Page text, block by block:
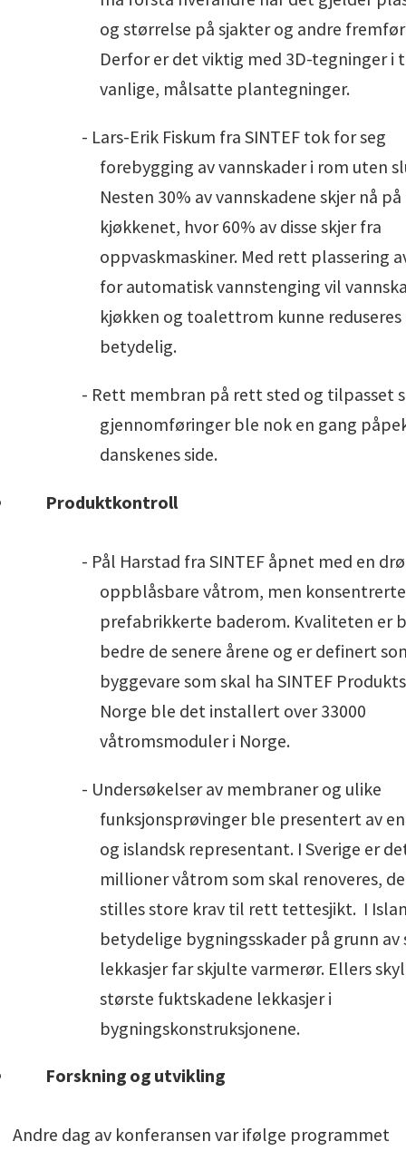
og størrelse på sjakter og andre
Derfor er det viktig med 3D-tegninger i
vanlige, målsatte plantegninger.
- Lars-Erik Fiskum fra SINTEF tok for seg
forebygging av vannskader i rom uten
Nesten 30% av vannskadene skjer nå på
kjøkkenet, hvor 60% av disse skjer fra
oppvaskmaskiner. Med rett plassering
for automatisk vannstenging vil
kjøkken og toalettrom kunne reduseres
betydelig.
- Rett membran på rett sted og tilpasset
gjennomføringer ble nok en gang
danskenes side.
Produktkontroll
- Pål Harstad fra SINTEF åpnet med en
oppblåsbare våtrom, men
prefabrikkerte baderom. Kvaliteten er
bedre de senere årene og er definert
byggevare som skal ha SINTEF
Norge ble det installert over 33000
våtromsmoduler i Norge.
- Undersøkelser av membraner og ulike
funksjonsprøvinger ble presentert av
og islandsk representant. I Sverige er
millioner våtrom som skal renoveres,
stilles store krav til rett tettesjikt. I
betydelige bygningsskader på grunn av
lekkasjer far skjulte varmerør. Ellers
største fuktskadene lekkasjer i
bygningskonstruksjonene.
Forskning og utvikling
Andre dag av konferansen var ifølge programmet